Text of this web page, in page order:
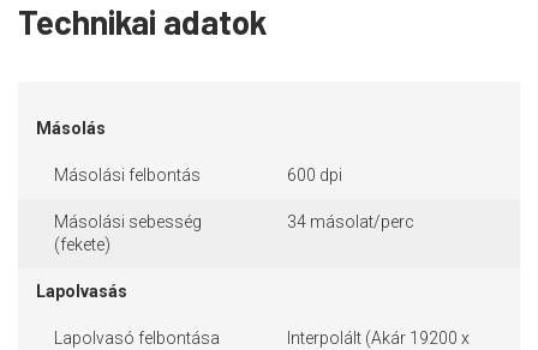
Technikai adatok
Másolás
Másolási felbontás 600 dpi
Másolási sebesség
(fekete)
34 másolat/perc
Lapolvasás
Lapolvasó felbontása
Interpolált (Akár 19200 x